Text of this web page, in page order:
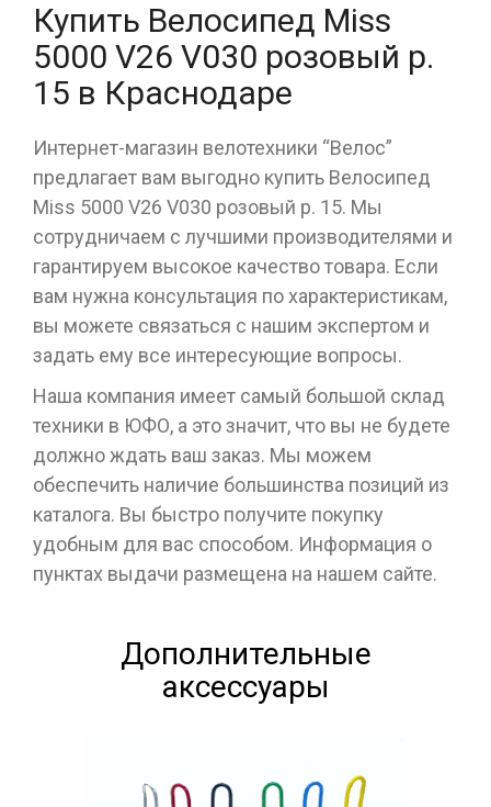
Купить Велосипед Miss
5000 V26 V030 розовый р.
15 в Краснодаре
Интернет-магазин велотехники “Велос”
предлагает вам выгодно купить Велосипед
Miss 5000 V26 V030 розовый р. 15. Мы
сотрудничаем с лучшими производителями и
гарантируем высокое качество товара. Если
вам нужна консультация по характеристикам,
вы можете связаться с нашим экспертом и
задать ему все интересующие вопросы.
Наша компания имеет самый большой склад
техники в ЮФО, а это значит, что вы не будете
должно ждать ваш заказ. Мы можем
обеспечить наличие большинства позиций из
каталога. Вы быстро получите покупку
удобным для вас способом. Информация о
пунктах выдачи размещена на нашем сайте.
Дополнительные
аксессуары